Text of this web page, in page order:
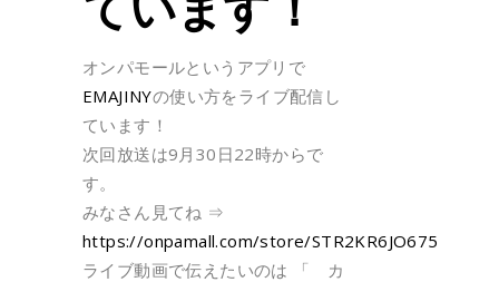
オンパモールというアプリで
EMAJINYの使い方をライブ配信し
ています！
次回放送は9月30日22時からで
す。
みなさん見てね ⇒
https://onpamall.com/store/STR2KR6JO675
ライブ動画で伝えたいのは 「 カ